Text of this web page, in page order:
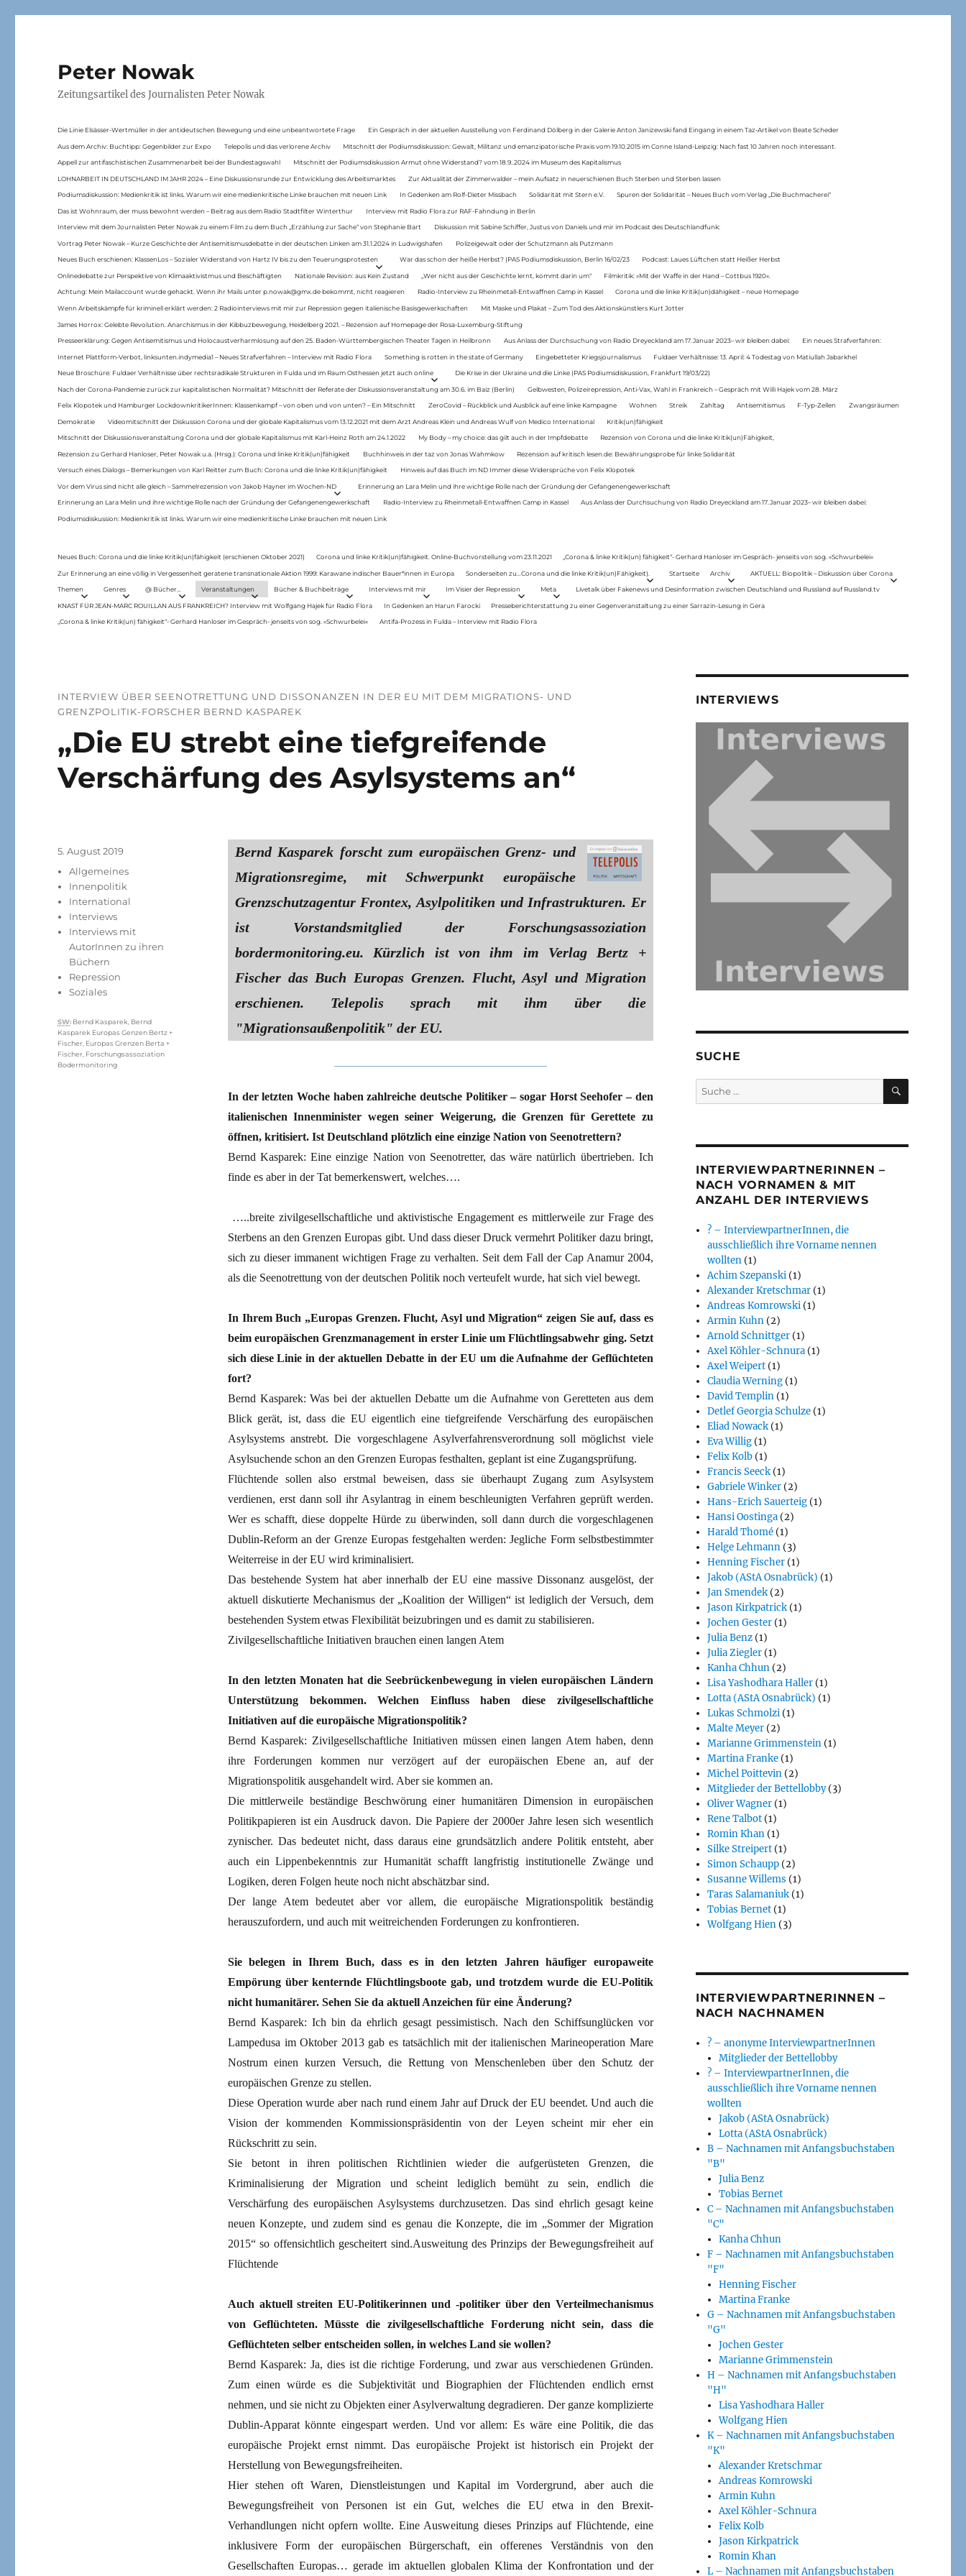
Peter Nowak
Zeitungsartikel des Journalisten Peter Nowak
Die Linie Elsässer-Wertmüller in der antideutschen Bewegung und eine unbeantwortete Frage Ein Gespräch in der aktuellen Ausstellung von Ferdinand Dölberg in der Galerie Anton Janizewski fand Eingang in einem Taz-Artikel von Beate Scheder
Aus dem Archiv: Buchtipp: Gegenbilder zur Expo Telepolis und das verlorene Archiv Mitschnitt der Podiumsdiskussion: Gewalt, Militanz und emanzipatorische Praxis vom 19.10.2015 im Conne Island-Leipzig: Nach fast 10 Jahren noch interessant.
Appell zur antifaschistischen Zusammenarbeit bei der Bundestagswahl Mitschnitt der Podiumsdiskussion Armut ohne Widerstand? vom 18.9..2024 im Museum des Kapitalismus
LOHNARBEIT IN DEUTSCHLAND IM JAHR 2024 – Eine Diskussionsrunde zur Entwicklung des Arbeitsmarktes Zur Aktualität der Zimmerwalder – mein Aufsatz in neuerschienen Buch Sterben und Sterben lassen
Podiumsdiskussion: Medienkritik ist links. Warum wir eine medienkritische Linke brauchen mit neuen Link In Gedenken am Rolf-Dieter Missbach Solidarität mit Stern e.V. Spuren der Solidarität – Neues Buch vom Verlag „Die Buchmacherei“
Das ist Wohnraum, der muss bewohnt werden – Beitrag aus dem Radio Stadtfilter Winterthur Interview mit Radio Flora zur RAF-Fahndung in Berlin
Interview mit dem Journalisten Peter Nowak zu einem Film zu dem Buch „Erzählung zur Sache“ von Stephanie Bart Diskussion mit Sabine Schiffer, Justus von Daniels und mir im Podcast des Deutschlandfunk:
Vortrag Peter Nowak – Kurze Geschichte der Antisemitismusdebatte in der deutschen Linken am 31.1.2024 in Ludwigshafen Polizeigewalt oder der Schutzmann als Putzmann
Neues Buch erschienen: KlassenLos – Sozialer Widerstand von Hartz IV bis zu den Teuerungsprotesten War das schon der heiße Herbst? (PAS Podiumsdiskussion, Berlin 16/02/23 Podcast: Laues Lüftchen statt Heißer Herbst
Onlinedebatte zur Perspektive von Klimaaktivistmus und Beschäftigten Nationale Revision: aus Kein Zustand „Wer nicht aus der Geschichte lernt, kommt darin um“ Filmkritik: »Mit der Waffe in der Hand – Cottbus 1920«.
Achtung: Mein Mailaccount wurde gehackt. Wenn ihr Mails unter p.nowak@gmx.de bekommt, nicht reagieren Radio-Interview zu Rheinmetall-Entwaffnen Camp in Kassel Corona und die linke Kritik(un)dähigkeit – neue Homepage
Wenn Arbeitskämpfe für kriminell erklärt werden: 2 Radiointerviews mit mir zur Repression gegen italienische Basisgewerkschaften Mit Maske und Plakat – Zum Tod des Aktionskünstlers Kurt Jotter
James Horrox: Gelebte Revolution. Anarchismus in der Kibbuzbewegung, Heidelberg 2021. – Rezension auf Homepage der Rosa-Luxemburg-Stiftung
Presseerklärung: Gegen Antisemitismus und Holocaustverharmlosung auf den 25. Baden-Württembergischen Theater Tagen in Heilbronn Aus Anlass der Durchsuchung von Radio Dreyeckland am 17.Januar 2023– wir bleiben dabei: Ein neues Strafverfahren:
Internet Plattform-Verbot, linksunten.indymedia1 – Neues Strafverfahren – Interview mit Radio Flora Something is rotten in the state of Germany Eingebetteter Kriegsjournalismus Fuldaer Verhältnisse: 13. April: 4 Todestag von Matiul­lah Jabarkhel
Neue Broschüre: Fuldaer Verhältnisse über rechtsradikale Strukturen in Fulda und im Raum Osthessen jetzt auch online Die Krise in der Ukraine und die Linke (PAS Podiumsdiskussion, Frankfurt 19/03/22)
Nach der Corona-Pandemie zurück zur kapitalistischen Normalität? Mitschnitt der Referate der Diskussionsveranstaltung am 30.6. im Baiz (Berlin) Gelbwesten, Polizeirepression, Anti-Vax, Wahl in Frankreich – Gespräch mit Willi Hajek vom 28. März
Felix Klopotek und Hamburger LockdownkritikerInnen: Klassenkampf – von oben und von unten? – Ein Mitschnitt ZeroCovid – Rückblick und Ausblick auf eine linke Kampagne Wohnen Streik Zahltag Antisemitismus F-Typ-Zellen Zwangsräumen
Demokratie Videomitschnitt der Diskussion Corona und der globale Kapitalismus vom 13.12.2021 mit dem Arzt Andreas Klein und Andreas Wulf von Medico International Kritik(un)fähigkeit
Mitschnitt der Diskussionsveranstaltung Corona und der globale Kapitalismus mit Karl-Heinz Roth am 24.1.2022 My Body – my choice: das gilt auch in der Impfdebatte Rezension von Corona und die linke Kritik(un)Fähigkeit,
Rezension zu Gerhard Hanloser, Peter Nowak u.a. (Hrsg.): Corona und linke Kritik(un)fähigkeit Buchhinweis in der taz von Jonas Wahmkow Rezension auf kritisch lesen.de: Bewährungsprobe für linke Solidarität
Versuch eines Dialogs – Bemerkungen von Karl Reitter zum Buch: Corona und die linke Kritik(un)fähigkeit Hinweis auf das Buch im ND Immer diese Widersprüche von Felix Klopotek
Vor dem Virus sind nicht alle gleich – Sammelrezension von Jakob Hayner im Wochen-ND Erinnerung an Lara Melin und ihre wichtige Rolle nach der Gründung der Gefangenengewerkschaft
Erinnerung an Lara Melin und ihre wichtige Rolle nach der Gründung der Gefangenengewerkschaft Radio-Interview zu Rheinmetall-Entwaffnen Camp in Kassel Aus Anlass der Durchsuchung von Radio Dreyeckland am 17.Januar 2023– wir bleiben dabei:
Podiumsdiskussion: Medienkritik ist links. Warum wir eine medienkritische Linke brauchen mit neuen Link
Neues Buch: Corona und die linke Kritik(un)fähigkeit (erschienen Oktober 2021) Corona und linke Kritik(un)fähigkeit. Online-Buchvorstellung vom 23.11.2021 „Corona & linke Kritik(un) fähigkeit“- Gerhard Hanloser im Gespräch- jenseits von sog. »Schwurbelei«
Zur Erinnerung an eine völlig in Vergessenheit geratene transnationale Aktion 1999: Karawane indischer Bauer*innen in Europa Sonderseiten zu…Corona und die linke Kritik(un)Fähigkeit). Startseite Archiv AKTUELL: Biopolitik – Diskussion über Corona
Themen Genres @ Bücher… Veranstaltungen Bücher & Buchbeiträge Interviews mit mir Im Visier der Repression Meta Livetalk über Fakenews und Desinformation zwischen Deutschland und Russland auf Russland.tv
KNAST FÜR JEAN-MARC ROUILLAN AUS FRANKREICH? Interview mit Wolfgang Hajek für Radio Flora In Gedenken an Harun Farocki Presseberichterstattung zu einer Gegenveranstaltung zu einer Sarrazin-Lesung in Gera
„Corona & linke Kritik(un) fähigkeit“- Gerhard Hanloser im Gespräch- jenseits von sog. »Schwurbelei« Antifa-Prozess in Fulda – Interview mit Radio Flora
INTERVIEW ÜBER SEENOTRETTUNG UND DISSONANZEN IN DER EU MIT DEM MIGRATIONS- UND
GRENZPOLITIK-FORSCHER BERND KASPAREK
„Die EU strebt eine tiefgreifende
Verschärfung des Asylsystems an“
Bernd Kasparek forscht zum europäischen Grenz- und
Migrationsregime, mit Schwerpunkt europäische
Grenzschutzagentur Frontex, Asylpolitiken und Infrastrukturen. Er
ist Vorstandsmitglied der Forschungsassoziation
bordermonitoring.eu. Kürzlich ist von ihm im Verlag Bertz +
Fischer das Buch Europas Grenzen. Flucht, Asyl und Migration
erschienen. Telepolis sprach mit ihm über die
"Migrationsaußenpolitik" der EU.
In der letzten Woche haben zahlreiche deutsche Politiker – sogar Horst Seehofer – den
italienischen Innenminister wegen seiner Weigerung, die Grenzen für Gerettete zu
öffnen, kritisiert. Ist Deutschland plötzlich eine einzige Nation von Seenotrettern?
Bernd Kasparek: Eine einzige Nation von Seenotretter, das wäre natürlich übertrieben. Ich
finde es aber in der Tat bemerkenswert, welches….
…..breite zivilgesellschaftliche und aktivistische Engagement es mittlerweile zur Frage des
Sterbens an den Grenzen Europas gibt. Und dass dieser Druck vermehrt Politiker dazu bringt,
sich zu dieser immanent wichtigen Frage zu verhalten. Seit dem Fall der Cap Anamur 2004,
als die Seenotrettung von der deutschen Politik noch verteufelt wurde, hat sich viel bewegt.
In Ihrem Buch „Europas Grenzen. Flucht, Asyl und Migration“ zeigen Sie auf, dass es
beim europäischen Grenzmanagement in erster Linie um Flüchtlingsabwehr ging. Setzt
sich diese Linie in der aktuellen Debatte in der EU um die Aufnahme der Geflüchteten
fort?
Bernd Kasparek: Was bei der aktuellen Debatte um die Aufnahme von Geretteten aus dem
Blick gerät, ist, dass die EU eigentlich eine tiefgreifende Verschärfung des europäischen
Asylsystems anstrebt. Die vorgeschlagene Asylverfahrensverordnung soll möglichst viele
Asylsuchende schon an den Grenzen Europas festhalten, geplant ist eine Zugangsprüfung.
Flüchtende sollen also erstmal beweisen, dass sie überhaupt Zugang zum Asylsystem
verdienen, erst dann soll ihr Asylantrag in einem beschleunigten Verfahren geprüft werden.
Wer es schafft, diese doppelte Hürde zu überwinden, soll dann durch die vorgeschlagenen
Dublin-Reform an der Grenze Europas festgehalten werden: Jegliche Form selbstbestimmter
Weiterreise in der EU wird kriminalisiert.
Das bestehende System hat aber innerhalb der EU eine massive Dissonanz ausgelöst, der
aktuell diskutierte Mechanismus der „Koalition der Willigen“ ist lediglich der Versuch, dem
bestehenden System etwas Flexibilität beizubringen und es damit zu stabilisieren.
Zivilgesellschaftliche Initiativen brauchen einen langen Atem
In den letzten Monaten hat die Seebrückenbewegung in vielen europäischen Ländern
Unterstützung bekommen. Welchen Einfluss haben diese zivilgesellschaftliche
Initiativen auf die europäische Migrationspolitik?
Bernd Kasparek: Zivilgesellschaftliche Initiativen müssen einen langen Atem haben, denn
ihre Forderungen kommen nur verzögert auf der europäischen Ebene an, auf der
Migrationspolitik ausgehandelt wird. Aber sie kommen an.
Die mittlerweile beständige Beschwörung einer humanitären Dimension in europäischen
Politikpapieren ist ein Ausdruck davon. Die Papiere der 2000er Jahre lesen sich wesentlich
zynischer. Das bedeutet nicht, dass daraus eine grundsätzlich andere Politik entsteht, aber
auch ein Lippenbekenntnis zur Humanität schafft langfristig institutionelle Zwänge und
Logiken, deren Folgen heute noch nicht abschätzbar sind.
Der lange Atem bedeutet aber vor allem, die europäische Migrationspolitik beständig
herauszufordern, und auch mit weitreichenden Forderungen zu konfrontieren.
Sie belegen in Ihrem Buch, dass es in den letzten Jahren häufiger europaweite
Empörung über kenternde Flüchtlingsboote gab, und trotzdem wurde die EU-Politik
nicht humanitärer. Sehen Sie da aktuell Anzeichen für eine Änderung?
Bernd Kasparek: Ich bin da ehrlich gesagt pessimistisch. Nach den Schiffsunglücken vor
Lampedusa im Oktober 2013 gab es tatsächlich mit der italienischen Marineoperation Mare
Nostrum einen kurzen Versuch, die Rettung von Menschenleben über den Schutz der
europäischen Grenze zu stellen.
Diese Operation wurde aber nach rund einem Jahr auf Druck der EU beendet. Und auch die
Vision der kommenden Kommissionspräsidentin von der Leyen scheint mir eher ein
Rückschritt zu sein.
Sie betont in ihren politischen Richtlinien wieder die aufgerüsteten Grenzen, die
Kriminalisierung der Migration und scheint lediglich bemüht zu sein, endlich die
Verschärfung des europäischen Asylsystems durchzusetzen. Das sind ehrlich gesagt keine
neuen Konzepte, und zudem sind es genau die Konzepte, die im „Sommer der Migration
2015“ so offensichtlich gescheitert sind.Ausweitung des Prinzips der Bewegungsfreiheit auf
Flüchtende
Auch aktuell streiten EU-Politikerinnen und -politiker über den Verteilmechanismus
von Geflüchteten. Müsste die zivilgesellschaftliche Forderung nicht sein, dass die
Geflüchteten selber entscheiden sollen, in welches Land sie wollen?
Bernd Kasparek: Ja, dies ist die richtige Forderung, und zwar aus verschiedenen Gründen.
Zum einen würde es die Subjektivität und Biographien der Flüchtenden endlich ernst
nehmen, und sie nicht zu Objekten einer Asylverwaltung degradieren. Der ganze komplizierte
Dublin-Apparat könnte eingespart werden. Und vor allem: Es wäre eine Politik, die das
europäische Projekt ernst nimmt. Das europäische Projekt ist historisch ein Projekt der
Herstellung von Bewegungsfreiheiten.
Hier stehen oft Waren, Dienstleistungen und Kapital im Vordergrund, aber auch die
Bewegungsfreiheit von Personen ist ein Gut, welches die EU etwa in den Brexit-
Verhandlungen nicht opfern wollte. Eine Ausweitung dieses Prinzips auf Flüchtende, eine
inklusivere Form der europäischen Bürgerschaft, ein offerenes Verständnis von den
Gesellschaften Europas… gerade im aktuellen globalen Klima der Konfrontation und der
Veröffentlicht
5. August 2019
Kategorien
Allgemeines
Innenpolitik
International
Interviews
Interviews mit
AutorInnen zu ihren
Büchern
Repression
Soziales
Schlagwörter
SW: Bernd Kasparek Bernd
Kasparek Europas Genzen Bertz +
Fischer Europas Grenzen Berta +
Fischer Forschungsassoziation
Bodermonitoring
INTERVIEWS
SUCHE
Suche
nach:
SUCHEN
INTERVIEWPARTNERINNEN –
NACH VORNAMEN & MIT
ANZAHL DER INTERVIEWS
? – InterviewpartnerInnen, die
ausschließlich ihre Vorname nennen
wollten (1)
Achim Szepanski (1)
Alexander Kretschmar (1)
Andreas Komrowski (1)
Armin Kuhn (2)
Arnold Schnittger (1)
Axel Köhler-Schnura (1)
Axel Weipert (1)
Claudia Werning (1)
David Templin (1)
Detlef Georgia Schulze (1)
Eliad Nowack (1)
Eva Willig (1)
Felix Kolb (1)
Francis Seeck (1)
Gabriele Winker (2)
Hans-Erich Sauerteig (1)
Hansi Oostinga (2)
Harald Thomé (1)
Helge Lehmann (3)
Henning Fischer (1)
Jakob (AStA Osnabrück) (1)
Jan Smendek (2)
Jason Kirkpatrick (1)
Jochen Gester (1)
Julia Benz (1)
Julia Ziegler (1)
Kanha Chhun (2)
Lisa Yashodhara Haller (1)
Lotta (AStA Osnabrück) (1)
Lukas Schmolzi (1)
Malte Meyer (2)
Marianne Grimmenstein (1)
Martina Franke (1)
Michel Poittevin (2)
Mitglieder der Bettellobby(3)
Oliver Wagner (1)
Rene Talbot (1)
Romin Khan (1)
Silke Streipert (1)
Simon Schaupp (2)
Susanne Willems (1)
Taras Salamaniuk (1)
Tobias Bernet (1)
Wolfgang Hien (3)
INTERVIEWPARTNERINNEN –
NACH NACHNAMEN
? – anonyme InterviewpartnerInnen
Mitglieder der Bettellobby
? – InterviewpartnerInnen, die
ausschließlich ihre Vorname nennen
wollten
Jakob (AStA Osnabrück)
Lotta (AStA Osnabrück)
B – Nachnamen mit Anfangsbuchstaben
"B"
Julia Benz
Tobias Bernet
C – Nachnamen mit Anfangsbuchstaben
"C"
Kanha Chhun
F – Nachnamen mit Anfangsbuchstaben
"F"
Henning Fischer
Martina Franke
G – Nachnamen mit Anfangsbuchstaben
"G"
Jochen Gester
Marianne Grimmenstein
H – Nachnamen mit Anfangsbuchstaben
"H"
Lisa Yashodhara Haller
Wolfgang Hien
K – Nachnamen mit Anfangsbuchstaben
"K"
Alexander Kretschmar
Andreas Komrowski
Armin Kuhn
Axel Köhler-Schnura
Felix Kolb
Jason Kirkpatrick
Romin Khan
L – Nachnamen mit Anfangsbuchstaben